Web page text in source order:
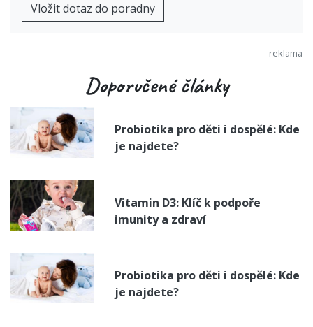
Vložit dotaz do poradny
Doporučené články
Probiotika pro děti i dospělé: Kde
je najdete?
Vitamin D3: Klíč k podpoře
imunity a zdraví
Probiotika pro děti i dospělé: Kde
je najdete?